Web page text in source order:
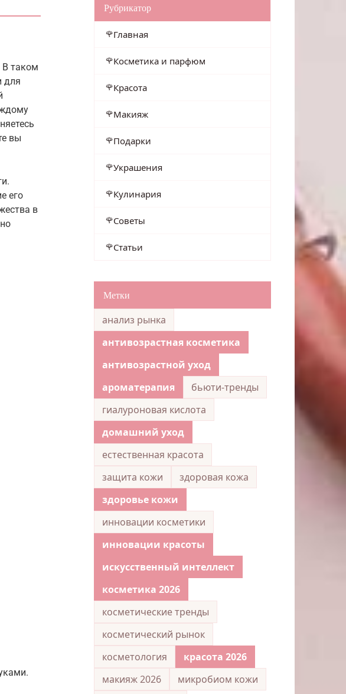
В таком
для
вы
его
в
Рубрикатор
Главная
Косметика и парфюм
Красота
Макияж
Подарки
Украшения
Кулинария
Советы
Статьи
Метки
анализ рынка
антивозрастная косметика
антивозрастной уход
ароматерапия
бьюти-тренды
гиалуроновая кислота
домашний уход
естественная красота
защита кожи
здоровая кожа
здоровье кожи
инновации косметики
инновации красоты
искусственный интеллект
косметика 2026
косметические тренды
косметический рынок
косметология
красота 2026
макияж 2026
микробиом кожи